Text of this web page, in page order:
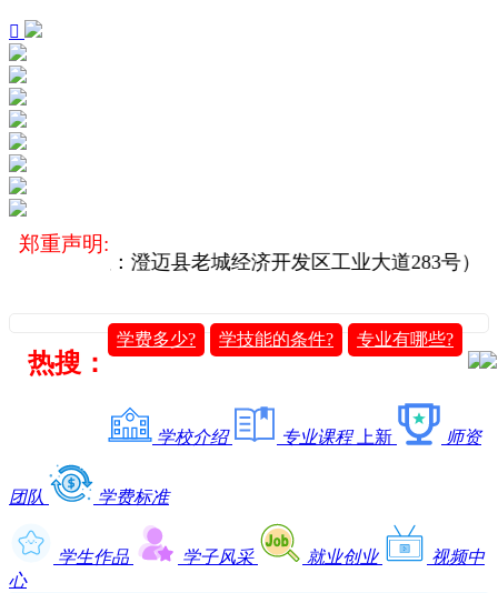

郑重声明:
校（地址：澄迈县老城经济开发区工业大道283号）
热搜：
学费多少? 学技能的条件? 专业有哪些?
学校介绍 专业课程 上新 师资
团队 学费标准
学生作品 学子风采 就业创业
视频中
心